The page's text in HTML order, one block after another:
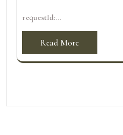
requestId:...
Read More